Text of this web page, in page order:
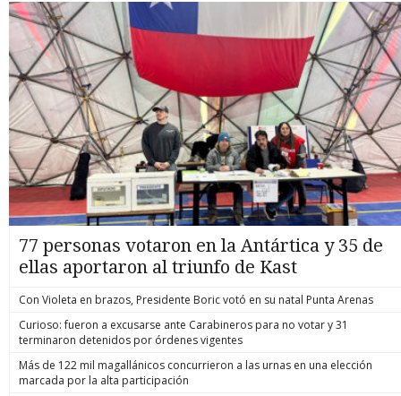
77 personas votaron en la Antártica y 35 de
ellas aportaron al triunfo de Kast
Con Violeta en brazos, Presidente Boric votó en su natal Punta Arenas
Curioso: fueron a excusarse ante Carabineros para no votar y 31
terminaron detenidos por órdenes vigentes
Más de 122 mil magallánicos concurrieron a las urnas en una elección
marcada por la alta participación